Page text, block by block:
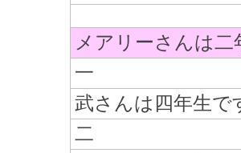
メアリーさんは二
一
武さんは四年生で
二